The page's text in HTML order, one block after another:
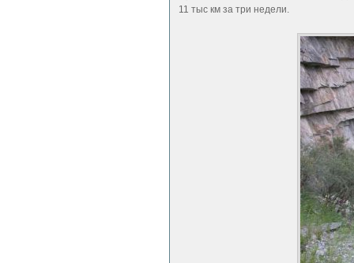
11 тыс км за три недели.